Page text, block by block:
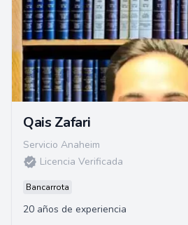
Qais Zafari
Servicio Anaheim
Licencia Verificada
Bancarrota
20 años de experiencia